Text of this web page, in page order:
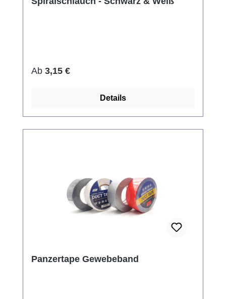
Regulärer Preis:
Ab 3,15 €
Details
Panzertape Gewebeband